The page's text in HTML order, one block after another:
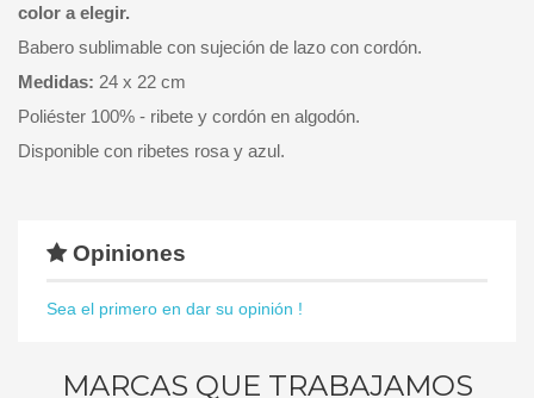
color a elegir.
Babero sublimable con sujeción de lazo con cordón.
Medidas: 24 x 22 cm
Poliéster 100% - ribete y cordón en algodón.
Disponible con ribetes rosa y azul.
Opiniones
Sea el primero en dar su opinión !
MARCAS QUE TRABAJAMOS